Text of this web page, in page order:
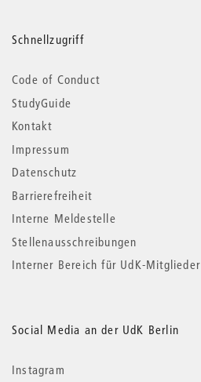
Schnellzugriff
Code of Conduct
StudyGuide
Kontakt
Impressum
Datenschutz
Barrierefreiheit
Interne Meldestelle
Stellenausschreibungen
Interner Bereich für UdK-Mitglieder
Social Media an der UdK Berlin
Instagram